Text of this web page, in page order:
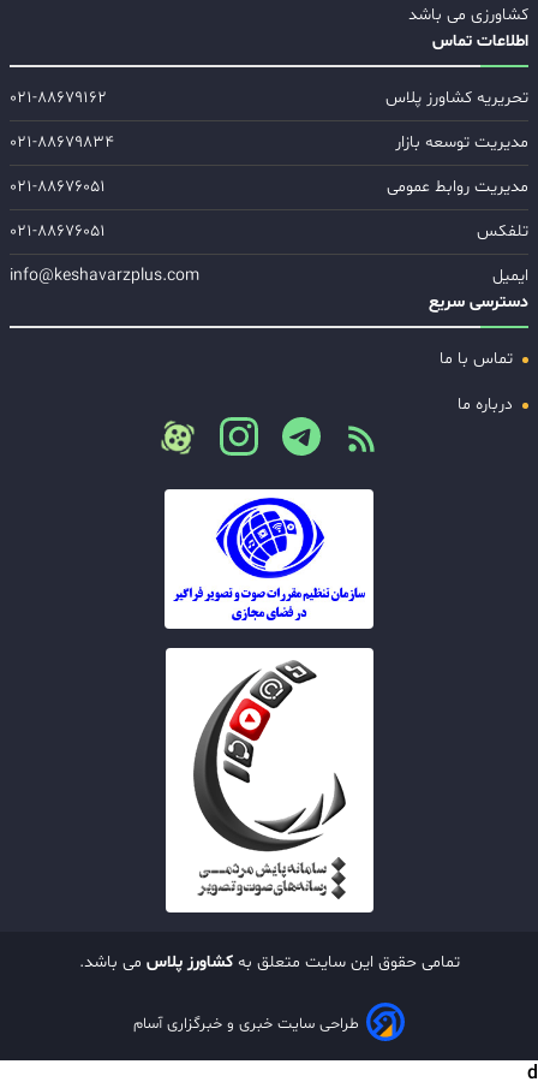
کشاورزی می باشد
اطلاعات تماس
تحریریه کشاورز پلاس
۰۲۱-۸۸۶۷۹۱۶۲
مدیریت توسعه بازار
۰۲۱-۸۸۶۷۹۸۳۴
مدیریت روابط عمومی
۰۲۱-۸۸۶۷۶۰۵۱
تلفکس
۰۲۱-۸۸۶۷۶۰۵۱
ایمیل
info@keshavarzplus.com
دسترسی سریع
تماس با ما
درباره ما
تمامی حقوق این سایت متعلق بهکشاورز پلاس می باشد.
طراحی سایت خبری و خبرگزاری آسام
d